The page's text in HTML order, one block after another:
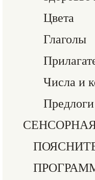
Цвета
Глаголы
Числа и